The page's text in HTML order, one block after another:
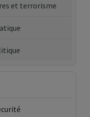
et terrorisme